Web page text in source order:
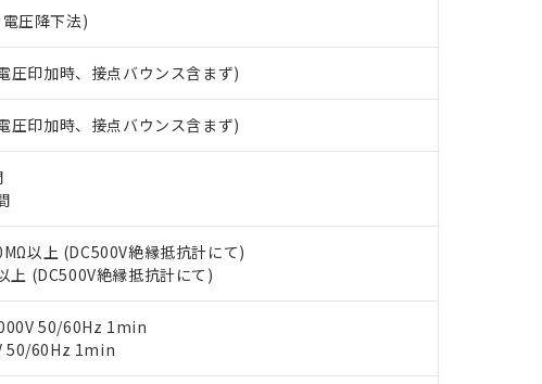
圧降下法)
圧印加時、接点バウンス含まず)
圧印加時、接点バウンス含まず)
以上 (DC500V絶縁抵抗計にて)
上 (DC500V絶縁抵抗計にて)
50/60Hz 1min
50/60Hz 1min
当社販売員にご相談ください。
ムロン制御機器販売店や当社販売拠点は「販売ネットワーク
庫状況および標準価格結果を当社の事前の承諾なく第三者に漏洩または開
イパーツ機能（部品リスト作成サービス）をご利用いただくには、I-Web
いる必要があります。
、当社の製品・サービスに関するお客様との取引・商談に必要な範囲で利
い。
当社の共同利用者とは、"個人情報の共同利用に関して"
の「1.共同利用
る法人を指します。
応予定月
庫の切り替え状況などにより、予定月が前後することがあります。
有証明書ダウンロード
非含有証明書をダウンロードすることができます。
指令（10物質）の非含有証明書
の非含有証明書（当社基準）
書は発行日時点で非含有を証明するもので、過去に遡って非含有を証明す
RoHS指令のフタル酸エステル類４物質の対応では、対応完了までの期間
ることから備考欄に対応日を記載しておりました。
保護使用期限
：有害物質（10物質）のすべてが基準値以下であることを示します。
：通常の使用状況下において有害物質が外部に漏えいし、環境に深刻な影
：未確認です。当社販売部門へお問い合わせください。
当社は、貴社製品を第三者に販売する場合は、上記1、2および3の内容を当
た当社は、販売先および販売に係わる関係者が違法に輸出するおそれがあ
しません。
一定数には満たないが在庫あり
在庫なし(最新の在庫状況については、お客様のお取引先、またはお客様
機器販売店・当社販売員にご確認ください)
受注生産機種、また在庫状況の情報を公開していない機種